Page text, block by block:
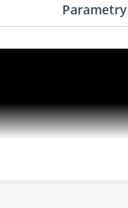
Parametry